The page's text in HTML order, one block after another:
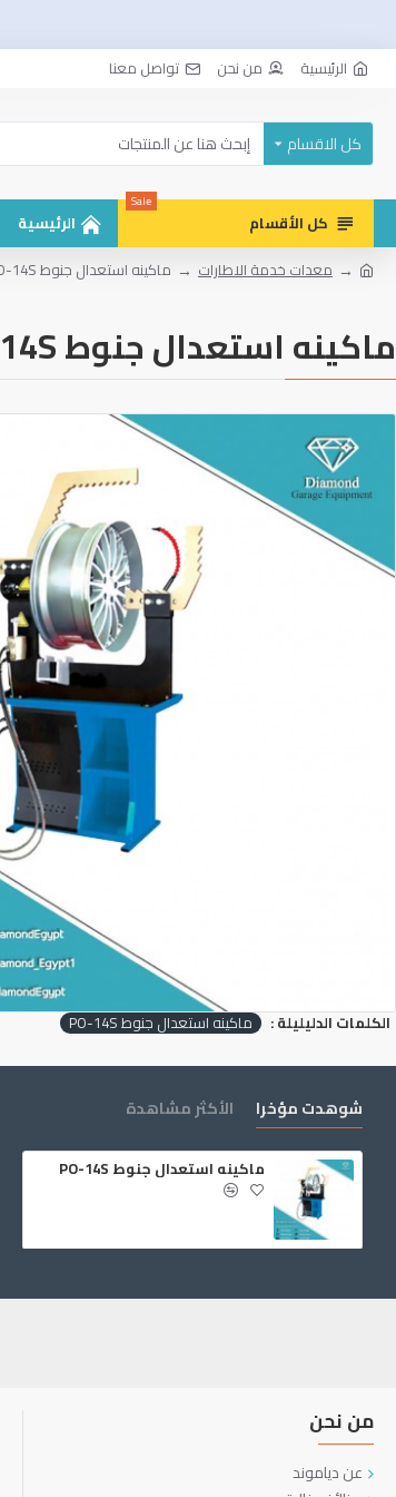
الرئيسية من نحن تواصل معنا
كل الاقسام
كل الأقسام
Sale
الرئيسية
معدات خدمة الاطارات
ماكينه استعدال جنوط PO-14S
ماكينه استعدال جنوط PO-14S
الكلمات الدليليلة : ماكينه استعدال جنوط PO-14S
شوهدت مؤخرا الأكثر مشاهدة
ماكينه استعدال جنوط PO-14S
من نحن
عن دياموند